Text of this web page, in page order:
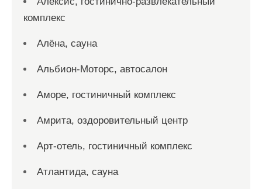
комплекс
Алёна, сауна
Альбион-Моторс, автосалон
Аморе, гостиничный комплекс
Амрита, оздоровительный центр
Арт-отель, гостиничный комплекс
Атлантида, сауна